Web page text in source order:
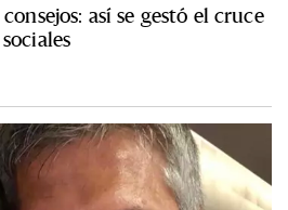
así se gestó el cruce